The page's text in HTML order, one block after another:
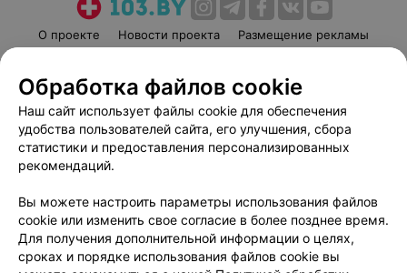
О проекте Новости проекта
Размещение рекламы
Пользовательское соглашение
Способы оплаты
Вакансии
Партнеры
Написать руководителю 103.by
Обработка персональных данных
Обработка файлов cookie
Наш сайт использует файлы cookie для обеспечения
удобства пользователей сайта, его улучшения, сбора
статистики и предоставления персонализированных
рекомендаций.
Вы можете настроить параметры использования файлов
cookie или изменить свое согласие в более позднее время.
Для получения дополнительной информации о целях,
сроках и порядке использования файлов cookie вы